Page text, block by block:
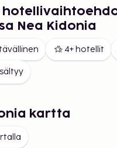
ja kaloineen.
tai sukeltamisesta,
kahvila, ravintola
on myös
tarjonta voi
Jos rauhallisuus ja
riittävät, silloin Kato
Nea Kidonia
4+ hotellit
kartta